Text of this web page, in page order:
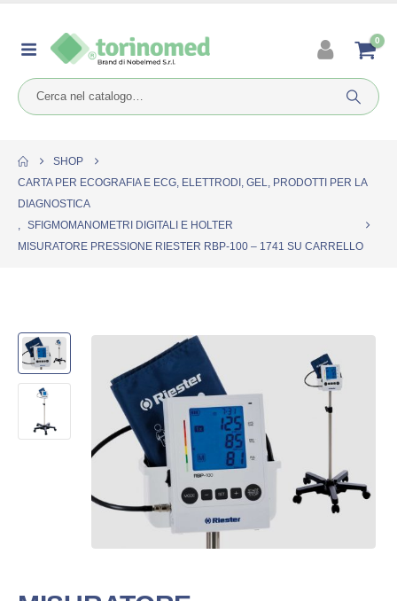
0
SHOP
CARTA PER ECOGRAFIA E ECG, ELETTRODI, GEL, PRODOTTI PER LA
DIAGNOSTICA
, SFIGMOMANOMETRI DIGITALI E HOLTER
MISURATORE PRESSIONE RIESTER RBP-100 – 1741 SU CARRELLO